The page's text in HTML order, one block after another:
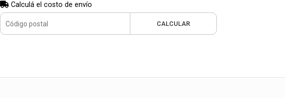
Calculá el costo de envío
CALCULAR